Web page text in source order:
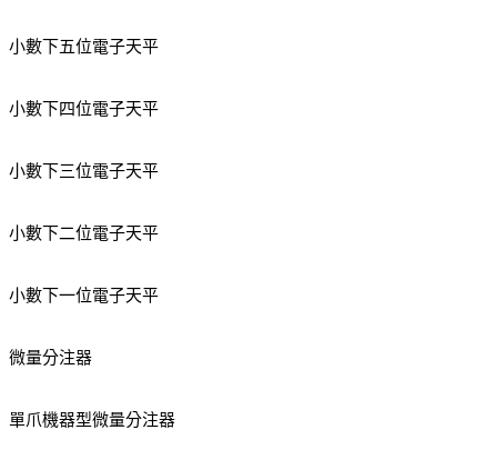
小數下五位電子天平
小數下四位電子天平
小數下三位電子天平
小數下二位電子天平
小數下一位電子天平
微量分注器
單爪機器型微量分注器